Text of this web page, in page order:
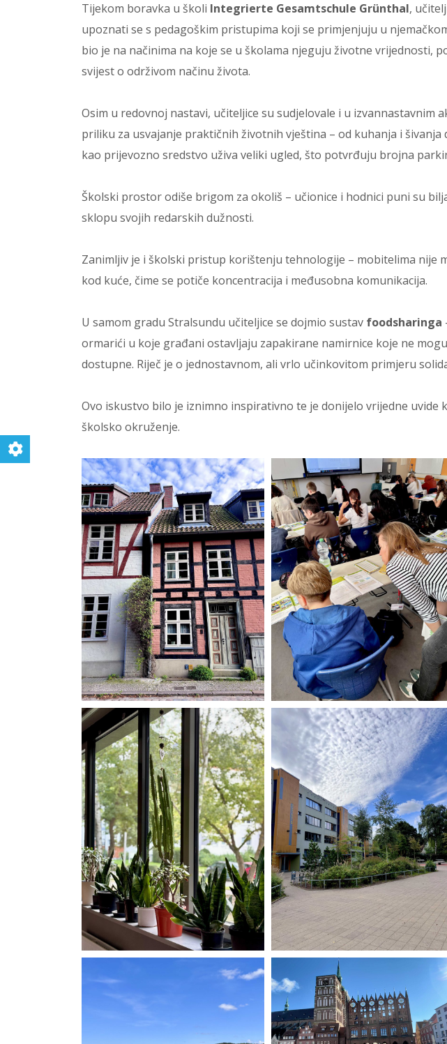
Tijekom boravka u školi Integrierte Gesamtschule Grünthal,
upoznati se s pedagoškim pristupima koji se primjenjuju u
bio je na načinima na koje se u školama njeguju životne vrijednosti,
svijest o održivom načinu života.
Osim u redovnoj nastavi, učiteljice su sudjelovale i u izvannastavnim
priliku za usvajanje praktičnih životnih vještina – od kuhanja i šivanja
kao prijevozno sredstvo uživa veliki ugled, što potvrđuju brojna
Školski prostor odiše brigom za okoliš – učionice i hodnici puni su
sklopu svojih redarskih dužnosti.
Zanimljiv je i školski pristup korištenju tehnologije – mobitelima nije
kod kuće, čime se potiče koncentracija i međusobna komunikacija.
U samom gradu Stralsundu učiteljice se dojmio sustav foodsharinga
ormarići u koje građani ostavljaju zapakirane namirnice koje ne
dostupne. Riječ je o jednostavnom, ali vrlo učinkovitom primjeru
Ovo iskustvo bilo je iznimno inspirativno te je donijelo vrijedne uvide
školsko okruženje.